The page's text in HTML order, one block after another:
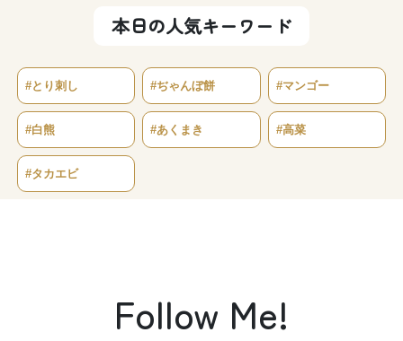
本日の人気キーワード
#とり刺し #ぢゃんぼ餅 #マンゴー
#白熊 #あくまき #高菜
#タカエビ
Follow Me!